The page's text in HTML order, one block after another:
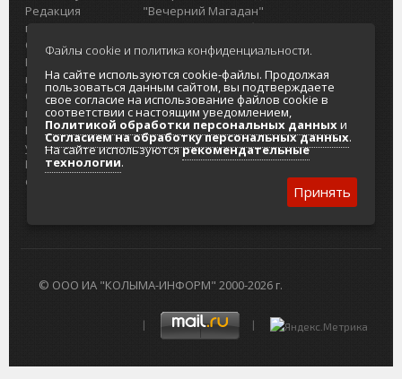
Редакция
портала
О проекте
Реклама на
портале
Отзывы и
предложения
Интернет-
услуги
Разработка
сайтов
"Вечерний Магадан"
Городская доска объявлений
Реклама
Главный туристический портал
Колымы
Политика в отношении обработки
персональных данных
Согласие на обработку персональных
данных
© ООО ИА "КОЛЫМА-ИНФОРМ" 2000-2026 г.
Файлы cookie и политика конфиденциальности.
На сайте используются cookie-файлы. Продолжая
пользоваться данным сайтом, вы подтверждаете
свое согласие на использование файлов cookie в
соответствии с настоящим уведомлением,
Политикой обработки персональных данныхи
Согласием на обработку персональных данных.
На сайте используютсярекомендательные
технологии.
Принять